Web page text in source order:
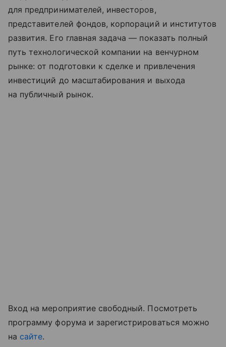
для предпринимателей, инвесторов,
представителей фондов, корпораций и институтов
развития. Его главная задача — показать полный
путь технологической компании на венчурном
рынке: от подготовки к сделке и привлечения
инвестиций до масштабирования и выхода
на публичный рынок.
Вход на мероприятие свободный. Посмотреть
программу форума и зарегистрироваться можно
на сайте.